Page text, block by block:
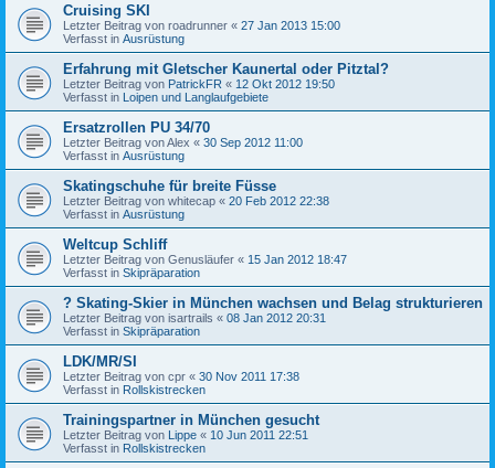
Cruising SKI
Letzter Beitrag von roadrunner « 27 Jan 2013 15:00
Verfasst in Ausrüstung
Erfahrung mit Gletscher Kaunertal oder Pitztal?
Letzter Beitrag von PatrickFR « 12 Okt 2012 19:50
Verfasst in Loipen und Langlaufgebiete
Ersatzrollen PU 34/70
Letzter Beitrag vonAlex « 30 Sep 2012 11:00
Verfasst in Ausrüstung
Skatingschuhe für breite Füsse
Letzter Beitrag von whitecap « 20 Feb 2012 22:38
Verfasst in Ausrüstung
Weltcup Schliff
Letzter Beitrag von Genusläufer « 15 Jan 2012 18:47
Verfasst in Skipräparation
? Skating-Skier in München wachsen und Belag strukturieren
Letzter Beitrag von isartrails « 08 Jan 2012 20:31
Verfasst in Skipräparation
LDK/MR/SI
Letzter Beitrag von cpr « 30 Nov 2011 17:38
Verfasst in Rollskistrecken
Trainingspartner in München gesucht
Letzter Beitrag von Lippe « 10 Jun 2011 22:51
Verfasst in Rollskistrecken